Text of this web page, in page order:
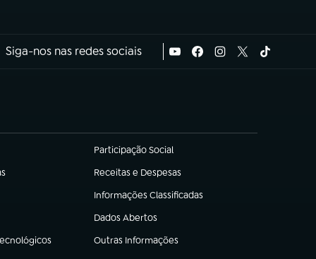
Siga-nos nas redes sociais
Participação Social
(abre em nova aba)
Receitas e Despesas
(abre em nova aba)
Informações Classificadas
(abre em nova aba)
Dados Abertos
(abre em nova aba)
Outras Informações
(abre em nova aba)